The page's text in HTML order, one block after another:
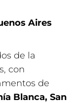
Aires
de la
con
de
Blanca, San